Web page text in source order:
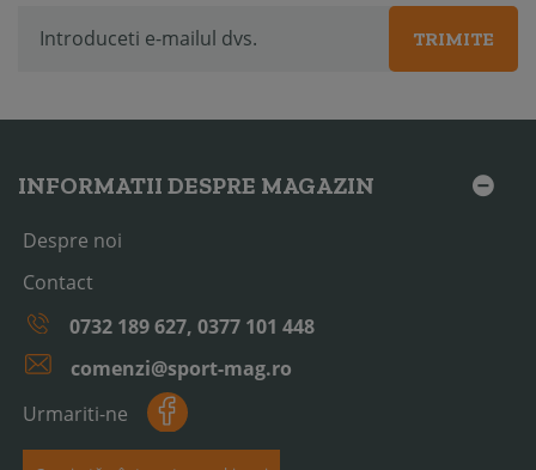
TRIMITE
INFORMATII DESPRE MAGAZIN
Despre noi
Contact
0732 189 627, 0377 101 448
comenzi@sport-mag.ro
Urmariti-ne